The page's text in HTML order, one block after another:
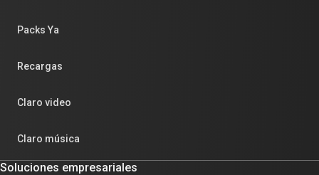
Packs Ya
Recargas
Claro video
Claro música
Soluciones empresariales